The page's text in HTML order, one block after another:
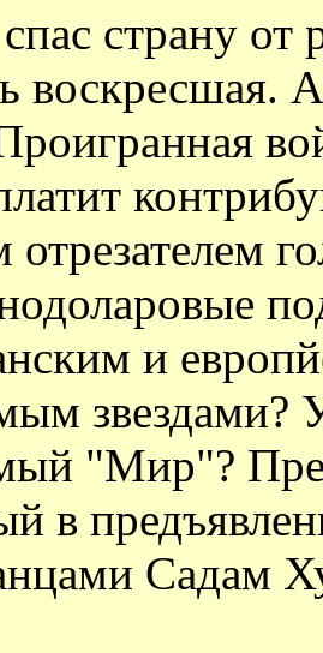
страну от
воскресшая. А
и
звездами?
"Мир"?
в
Садам